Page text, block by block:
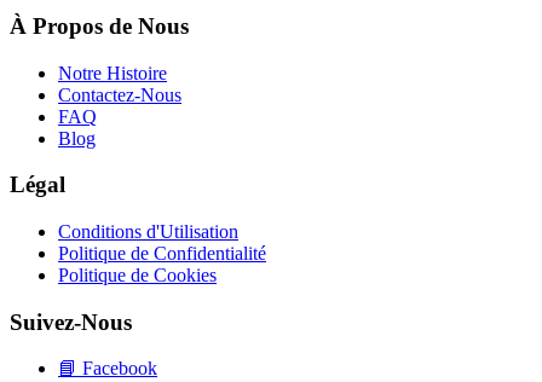
À Propos de Nous
Notre Histoire
Contactez-Nous
FAQ
Blog
Légal
Conditions d'Utilisation
Politique de Confidentialité
Politique de Cookies
Suivez-Nous
📘 Facebook